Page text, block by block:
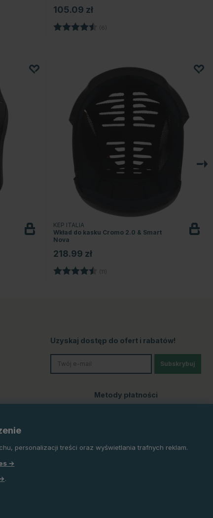
105.09 zł
Ocena: (6)
KEP ITALIA
Wkład do kasku Cromo 2.0 & Smart
Nova
218.99 zł
Ocena: (11)
Uzyskaj dostęp do ofert i rabatów!
Subskrybuj
Metody płatności
personalizacji treści oraz wyświetlania trafnych reklam.
→
.